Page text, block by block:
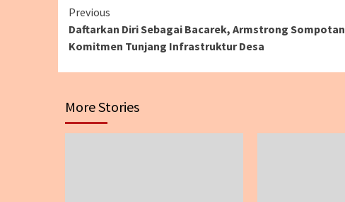
Continue
Reading
Previous
Daftarkan Diri Sebagai Bacarek, Armstrong Sompotan
Komitmen Tunjang Infrastruktur Desa
More Stories